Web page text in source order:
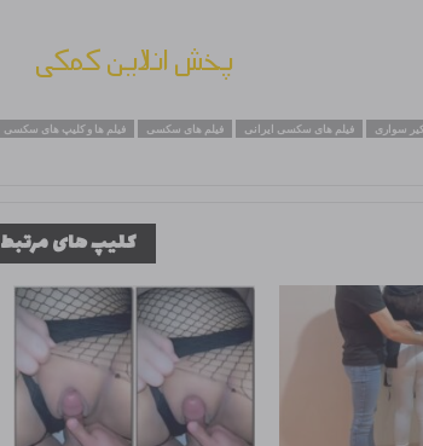
پخش انلاین کمکی
فیلم ها و کلیپ های سکسی فیلم های سکسی فیلم های سکسی ایرانی
کیر سواری
کلیپ های مرتبط